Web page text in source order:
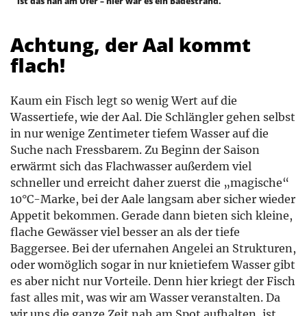
Achtung, der Aal kommt
flach!
Kaum ein Fisch legt so wenig Wert auf die
Wassertiefe, wie der Aal. Die Schlängler gehen selbst
in nur wenige Zentimeter tiefem Wasser auf die
Suche nach Fressbarem. Zu Beginn der Saison
erwärmt sich das Flachwasser außerdem viel
schneller und erreicht daher zuerst die „magische“
10°C-Marke, bei der Aale langsam aber sicher wieder
Appetit bekommen. Gerade dann bieten sich kleine,
flache Gewässer viel besser an als der tiefe
Baggersee. Bei der ufernahen Angelei an Strukturen,
oder womöglich sogar in nur knietiefem Wasser gibt
es aber nicht nur Vorteile. Denn hier kriegt der Fisch
fast alles mit, was wir am Wasser veranstalten. Da